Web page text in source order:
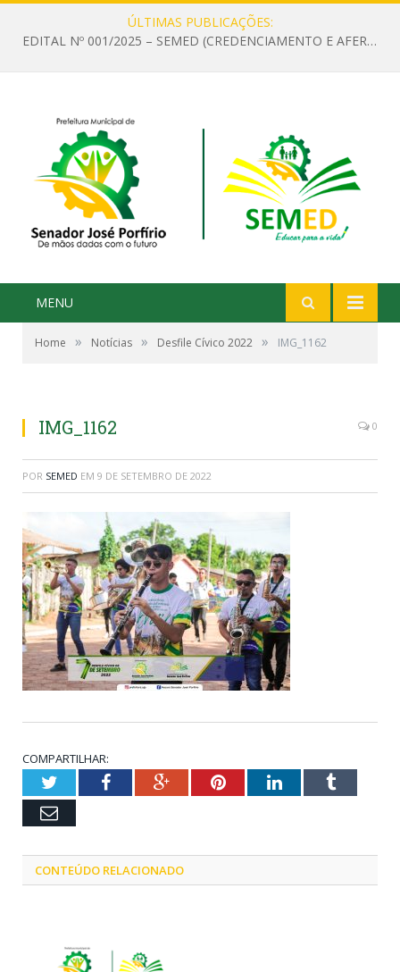
ÚLTIMAS PUBLICAÇÕES:
EDITAL Nº 001/2025 – SEMED (CREDENCIAMENTO E AFERIÇÃO DE CRITÉRIOS TÉCNICOS DE MÉRITO E DESEMPENHO PARA PROVIMENTO DO CARGO OU FUNÇÃO DE GESTOR ESCOLAR DAS UNIDADES DE ENSINO DA REDE MUNICIPAL DE SENADOR JO)
MENU
Home » Notícias » Desfile Cívico 2022 » IMG_1162
IMG_1162 0
POR SEMED EM 9 DE SETEMBRO DE 2022
COMPARTILHAR:
TwitterFacebookGoogle+PinterestLinkedInTumblr
Email
CONTEÚDO RELACIONADO